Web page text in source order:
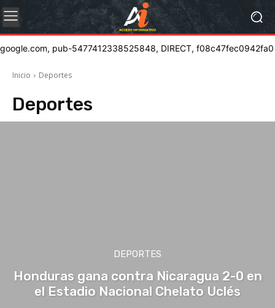
google.com, pub-5477412338525848, DIRECT, f08c47fec0942fa0
Inicio Deportes
Deportes
DEPORTES
Honduras gana contra Nicaragua 2-0 en
el Estadio Nacional Chelato Uclés